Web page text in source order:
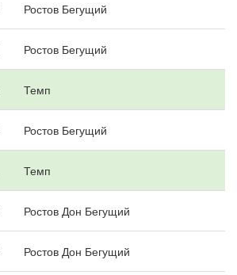
Ростов Бегущий
Ростов Бегущий
Темп
Ростов Бегущий
Темп
Ростов Дон Бегущий
Ростов Дон Бегущий